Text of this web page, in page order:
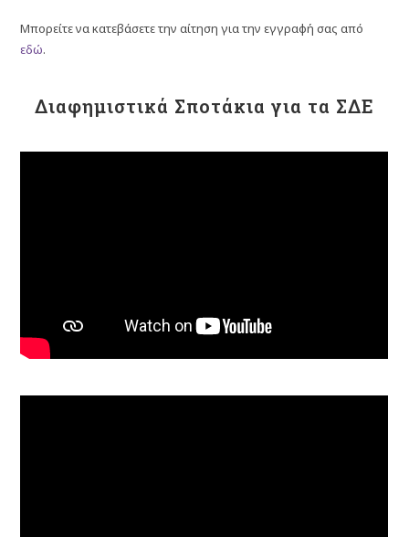
Μπορείτε να κατεβάσετε την αίτηση για την εγγραφή σας από
εδώ.
Διαφημιστικά Σποτάκια για τα ΣΔΕ